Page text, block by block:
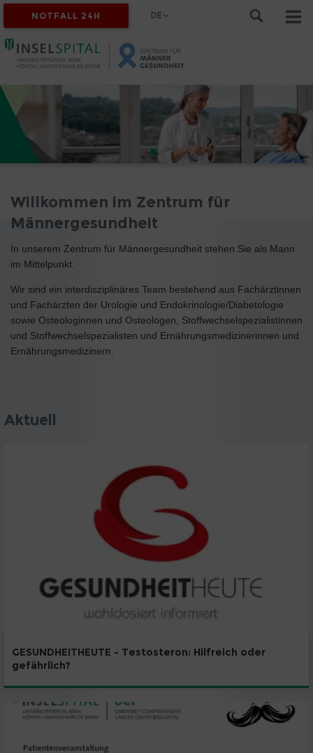
NOTFALL 24H DE
Willkommen im Zentrum für
Männergesundheit
In unserem Zentrum für Männergesundheit stehen Sie als Mann
im Mittelpunkt.
Wir sind ein interdisziplinäres Team bestehend aus Fachärztinnen
und Fachärzten der Urologie und Endokrinologie/Diabetologie
sowie Osteologinnen und Osteologen, Stoffwechselspezialistinnen
und Stoffwechselspezialisten und Ernährungsmedizinerinnen und
Ernährungsmedizinern.
Aktuell
GESUNDHEITHEUTE - Testosteron: Hilfreich oder
gefährlich?